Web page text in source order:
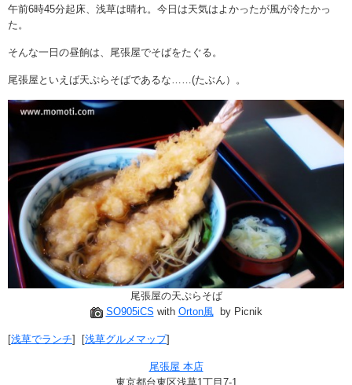
午前6時45分起床、浅草は晴れ。今日は天気はよかったが風が冷たかっ
た。
そんな一日の昼餉は、尾張屋でそばをたぐる。
尾張屋といえば天ぷらそばであるな……(たぶん）。
尾張屋の天ぷらそば
SO905iCS with Orton風by Picnik
[浅草でランチ] [浅草グルメマップ]
尾張屋 本店
東京都台東区浅草1丁目7-1